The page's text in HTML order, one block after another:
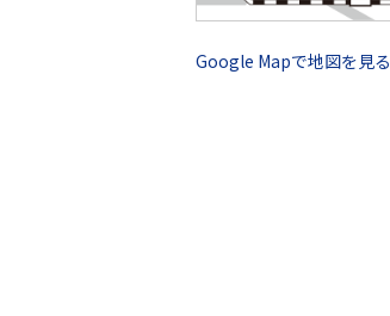
Google Mapで地図を見る